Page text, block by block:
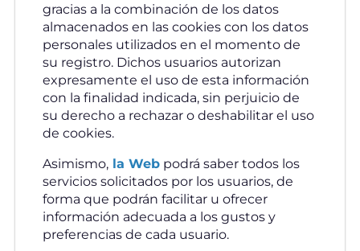
gracias a la combinación de los datos
almacenados en las cookies con los datos
personales utilizados en el momento de
su registro. Dichos usuarios autorizan
expresamente el uso de esta información
con la finalidad indicada, sin perjuicio de
su derecho a rechazar o deshabilitar el uso
de cookies.
Asimismo,la Webpodrá saber todos los
servicios solicitados por los usuarios, de
forma que podrán facilitar u ofrecer
información adecuada a los gustos y
preferencias de cada usuario.